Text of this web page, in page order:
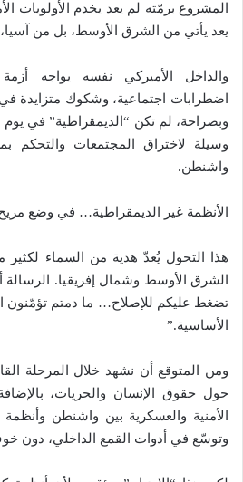
المشروع برمّته لم يعد يخدم الأولويات
يعد يأتي من الشرق الأوسط، بل من
والداخل الأميركي نفسه يواجه
اضطرابات اجتماعية، وشكوك متزايدة
وبصراحة، لم تكن “الديمقراطية” في يوم
وسيلة لاختراق المجتمعات والتحكم
واشنطن.
الأنظمة غير الديمقراطية… في وضع
هذا التحول يُعدّ هدية من السماء لكثير
الشرق الأوسط وشمال إفريقيا.
تضغط عليكم للإصلاح… ما دمتم تؤمّنون
الأساسية.”
ومن المتوقع أن نشهد خلال المرحلة
حول حقوق الإنسان والحريات،
الأمنية والعسكرية بين واشنطن وأنظمة
وتوسّع في أدوات القمع الداخلي، دون